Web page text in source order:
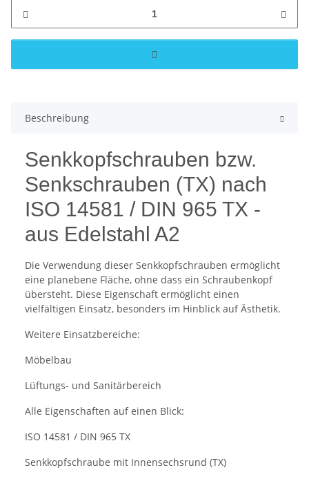
Beschreibung
Senkkopfschrauben bzw.
Senkschrauben (TX) nach
ISO 14581 / DIN 965 TX -
aus Edelstahl A2
Die Verwendung dieser Senkkopfschrauben ermöglicht
eine planebene Fläche, ohne dass ein Schraubenkopf
übersteht. Diese Eigenschaft ermöglicht einen
vielfältigen Einsatz, besonders im Hinblick auf Ästhetik.
Weitere Einsatzbereiche:
Möbelbau
Lüftungs- und Sanitärbereich
Alle Eigenschaften auf einen Blick:
ISO 14581 / DIN 965 TX
Senkkopfschraube mit Innensechsrund (TX)